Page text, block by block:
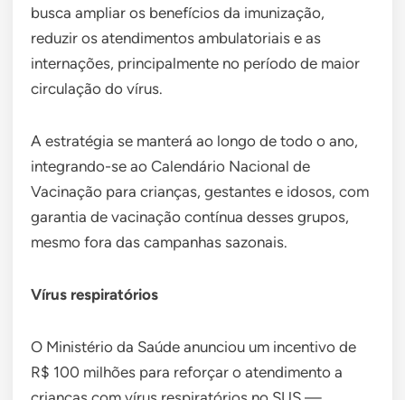
busca ampliar os benefícios da imunização,
reduzir os atendimentos ambulatoriais e as
internações, principalmente no período de maior
circulação do vírus.
A estratégia se manterá ao longo de todo o ano,
integrando-se ao Calendário Nacional de
Vacinação para crianças, gestantes e idosos, com
garantia de vacinação contínua desses grupos,
mesmo fora das campanhas sazonais.
Vírus respiratórios
O Ministério da Saúde anunciou um incentivo de
R$ 100 milhões para reforçar o atendimento a